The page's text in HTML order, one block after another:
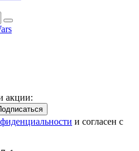
акции:
и согласен с